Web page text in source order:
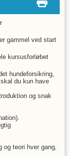
gammel ved start
kursusforløbet
hundeforsikring,
du kun have
og snak
teori hver gang,